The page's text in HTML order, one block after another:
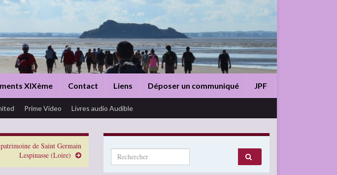
XIXème Contact Liens Déposer un communiqué JPF
Prime Video Livres audio Audible
de Saint Germain
Lespinasse (Loire)
Search for: